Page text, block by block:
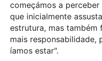
começámos a
que inicialmente
estrutura, mas também
mais responsabilidade,
íamos estar".